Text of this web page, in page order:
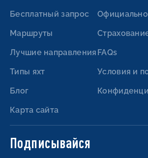
Бесплатный запрос
Маршруты
Лучшие направления
Типы яхт
Блог
Карта сайта
FAQs
Условия и
Подписывайся